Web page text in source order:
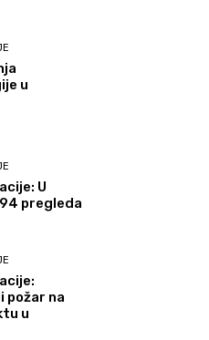
u
U
pregleda
požar na
u